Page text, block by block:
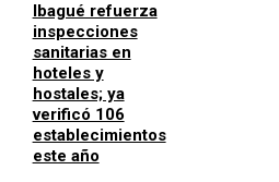
Ibagué refuerza
inspecciones
sanitarias en
hoteles y
hostales; ya
verificó 106
establecimientos
este año